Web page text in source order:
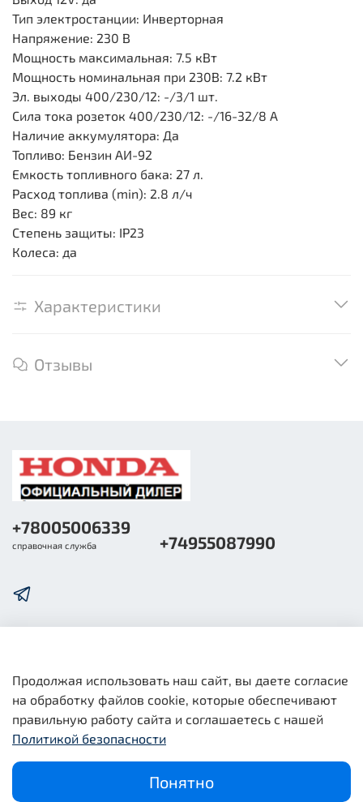
Тип электростанции: Инверторная
Напряжение: 230 В
Мощность максимальная: 7.5 кВт
Мощность номинальная при 230В: 7.2 кВт
Эл. выходы 400/230/12: -/3/1 шт.
Сила тока розеток 400/230/12: -/16-32/8 А
Наличие аккумулятора: Да
Топливо: Бензин АИ-92
Емкость топливного бака: 27 л.
Расход топлива (min): 2.8 л/ч
Вес: 89 кг
Степень защиты: IP23
Колеса: да
Характеристики
Отзывы
Общая информация
Юридическая информация
+78005006339
справочная служба +74955087990
Продолжая использовать наш сайт, вы даете согласие
на обработку файлов cookie, которые обеспечивают
правильную работу сайта и соглашаетесь с нашей
Политикой безопасности
Понятно